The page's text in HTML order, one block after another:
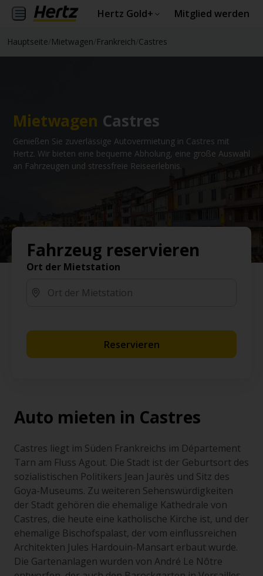
Hertz Gold+ Mitglied werden
Hauptseite Mietwagen Frankreich Castres
Mietwagen Castres
Genießen Sie zuverlässige Autovermietung in Castres mit
Hertz. Wir bieten eine bequeme Abholung, eine große Auswahl
an Fahrzeugen und stressfreie Reiseerlebnis.
Fahrzeug reservieren
Ort der Mietstation
Reservieren
Auto mieten in Castres
Castres liegt im Süden Frankreichs im Département
Tarn am Fluss Agout. Die Stadt ist der Geburtsort des
sozialistischen Politikers Jean Jaurès und Sitz des
Goya-Museums. Zu weiteren Sehenswürdigkeiten
der Stadt gehören die ehemalige Kathedrale von
Castres, die heute eine katholische Kirche ist, und der
ehemalige Bischofspalast, der vom einflussreichen
Architekten Jules Hardouin-Mansart erbaut wurde.
Die Gartenanlagen wurden von André Le Nôtre